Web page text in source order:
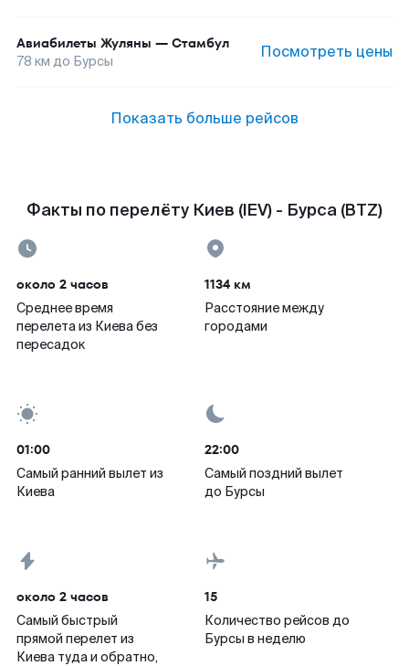
Авиабилеты Жуляны — Стамбул
78 км до Бурсы Посмотреть цены
Показать больше рейсов
Факты по перелёту Киев (IEV) - Бурса (BTZ)
около 2 часов
Среднее время
перелета из Киева без
пересадок
1134 км
Расстояние между
городами
01:00
Самый ранний вылет из
Киева
22:00
Самый поздний вылет
до Бурсы
около 2 часов
Самый быстрый
прямой перелет из
Киева туда и обратно,
15
Количество рейсов до
Бурсы в неделю